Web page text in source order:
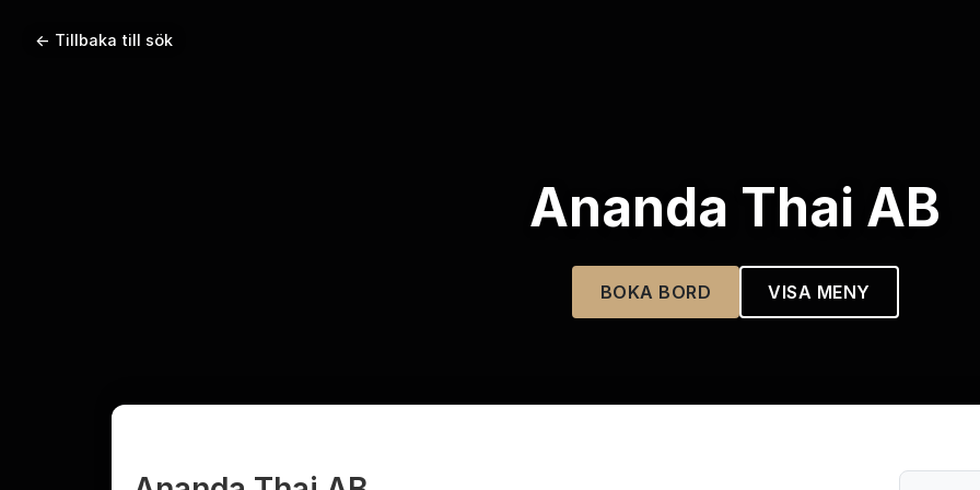
← Tillbaka till sök
Ananda Thai AB
BOKA BORD VISA MENY